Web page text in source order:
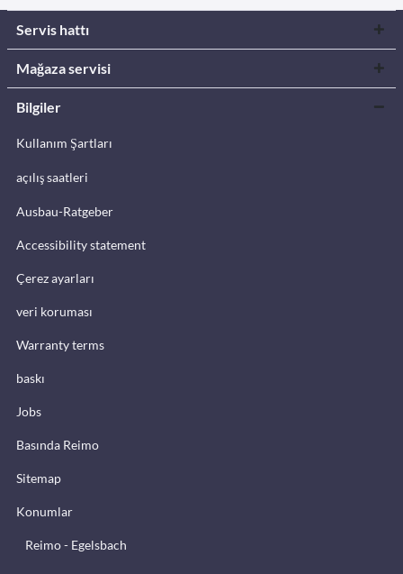
Servis hattı
Mağaza servisi
Bilgiler
Kullanım Şartları
açılış saatleri
Ausbau-Ratgeber
Accessibility statement
Çerez ayarları
veri koruması
Warranty terms
baskı
Jobs
Basında Reimo
Sitemap
Konumlar
Reimo - Egelsbach